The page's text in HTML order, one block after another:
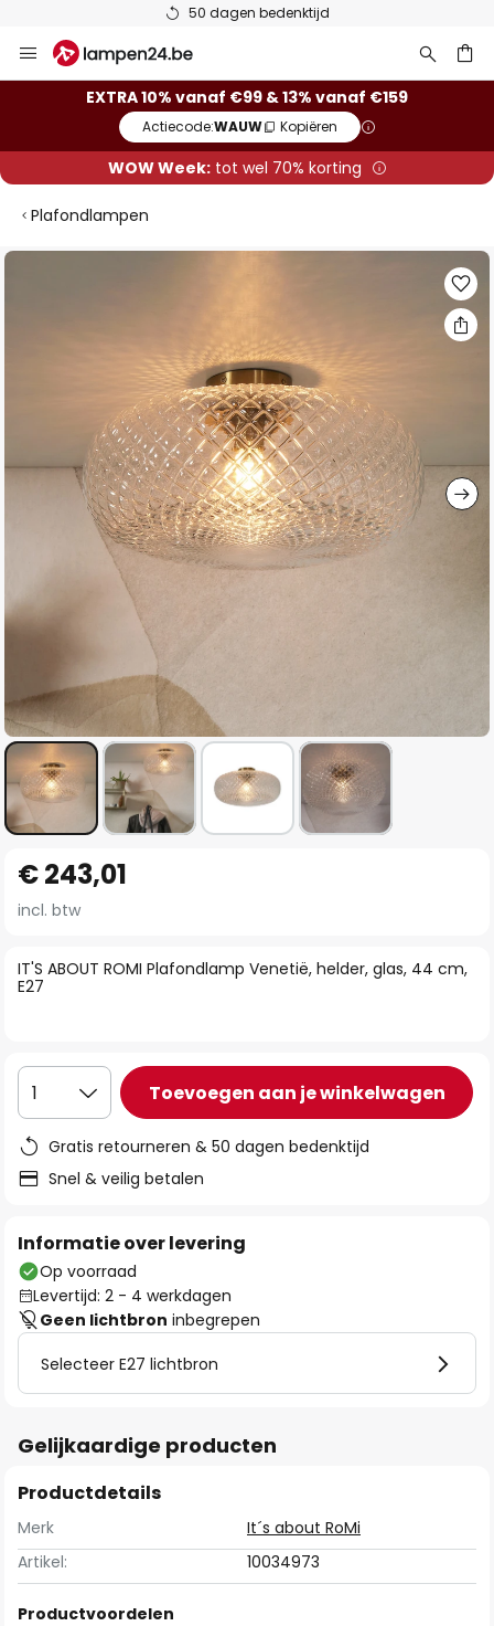
50 dagen bedenktijd
naar
EXTRA 10% vanaf €99 & 13% vanaf €159
Actiecode:WAUW Kopiëren
WOW Week:tot wel 70% korting
Plafondlampen
Ga
afbeeldingen-
naar
het
van
de
IT'S ABOUT ROMI Plafondlamp Venetië, helder, glas, 44 cm,
E27
€ 243,01
incl. btw
1 Toevoegen aan je winkelwagen
Gratis retourneren & 50 dagen bedenktijd
Snel & veilig betalen
Informatie over levering
Op voorraad
Levertijd: 2 - 4 werkdagen
Geen lichtbron inbegrepen
Selecteer E27 lichtbron
Gelijkaardige producten
Productdetails
Merk
It´s about RoMi
Artikel:
10034973
Productvoordelen